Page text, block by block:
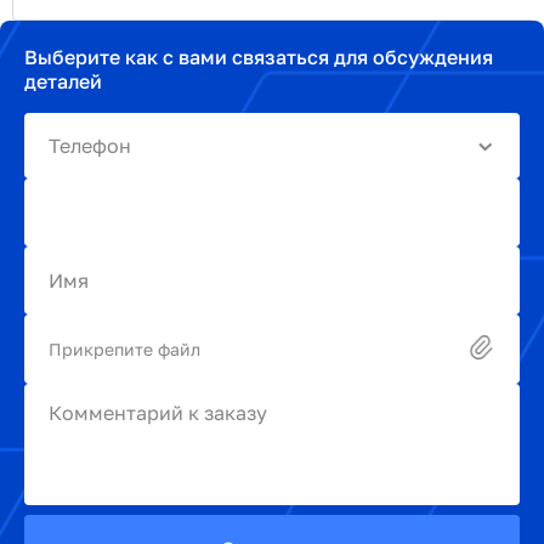
Выберите как с вами связаться для обсуждения
деталей
Телефон
Имя
Прикрепите файл
Комментарий к заказу